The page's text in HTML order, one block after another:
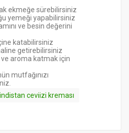
ekmeğe sürebilirsiniz
yemeği yapabilirsiniz
ve besin değerini
katabilirsiniz
getirebilirsiniz
aroma katmak için
mutfağınızı
ceviizi kreması